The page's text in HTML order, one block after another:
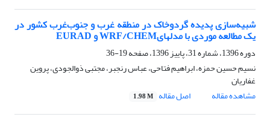
شبیه‌سازی پدیده گردوخاک در منطقه غرب و جنوب‌غرب کشور در
یک مطالعه موردی با مدلهایWRF/CHEM و EURAD
دوره 1396، شماره 31، پاییز 1396، صفحه
19-36
نسیم حسین حمزه، ابراهیم فتاحی، عباس رنجبر، مجتبی ذوالجودی، پروین
غفاریان
مشاهده مقاله
اصل مقاله 1.98 M